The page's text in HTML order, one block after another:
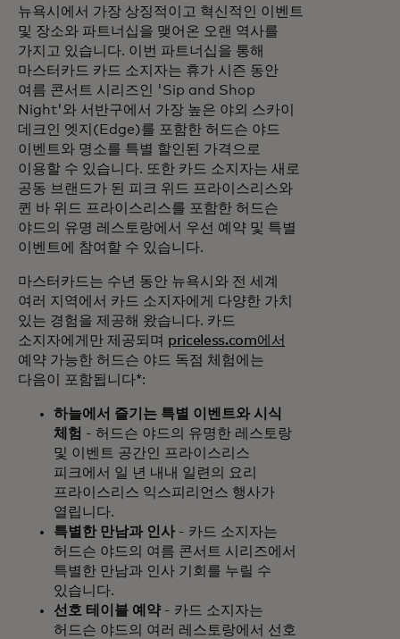
뉴욕시에서 가장 상징적이고 혁신적인 이벤트
및 장소와 파트너십을 맺어온 오랜 역사를
가지고 있습니다. 이번 파트너십을 통해
마스터카드 카드 소지자는 휴가 시즌 동안
여름 콘서트 시리즈인 'Sip and Shop
Night'와 서반구에서 가장 높은 야외 스카이
데크인 엣지(Edge)를 포함한 허드슨 야드
이벤트와 명소를 특별 할인된 가격으로
이용할 수 있습니다. 또한 카드 소지자는 새로
공동 브랜드가 된 피크 위드 프라이스리스와
퀸 바 위드 프라이스리스를 포함한 허드슨
야드의 유명 레스토랑에서 우선 예약 및 특별
이벤트에 참여할 수 있습니다.
마스터카드는 수년 동안 뉴욕시와 전 세계
여러 지역에서 카드 소지자에게 다양한 가치
있는 경험을 제공해 왔습니다. 카드
소지자에게만 제공되며 priceless.com에서
예약 가능한 허드슨 야드 독점 체험에는
다음이 포함됩니다*:
하늘에서 즐기는 특별 이벤트와 시식
체험 - 허드슨 야드의 유명한 레스토랑
및 이벤트 공간인 프라이스리스
피크에서 일 년 내내 일련의 요리
프라이스리스 익스피리언스 행사가
열립니다.
특별한 만남과 인사 - 카드 소지자는
허드슨 야드의 여름 콘서트 시리즈에서
특별한 만남과 인사 기회를 누릴 수
있습니다.
선호 테이블 예약- 카드 소지자는
허드슨 야드의 여러 레스토랑에서 선호